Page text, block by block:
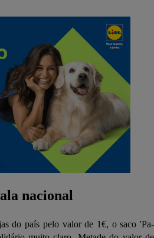
nacional
do país pelo valor de 1€, o saco 'Pa-